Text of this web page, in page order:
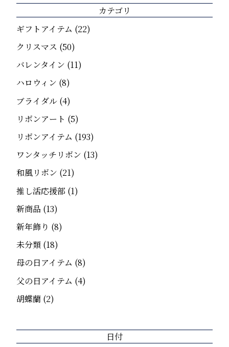
カテゴリ
ギフトアイテム (22)
クリスマス (50)
バレンタイン (11)
ハロウィン (8)
ブライダル (4)
リボンアート (5)
リボンアイテム (193)
ワンタッチリボン (13)
和風リボン (21)
推し活応援部 (1)
新商品 (13)
新年飾り (8)
未分類 (18)
母の日アイテム (8)
父の日アイテム (4)
胡蝶蘭 (2)
日付